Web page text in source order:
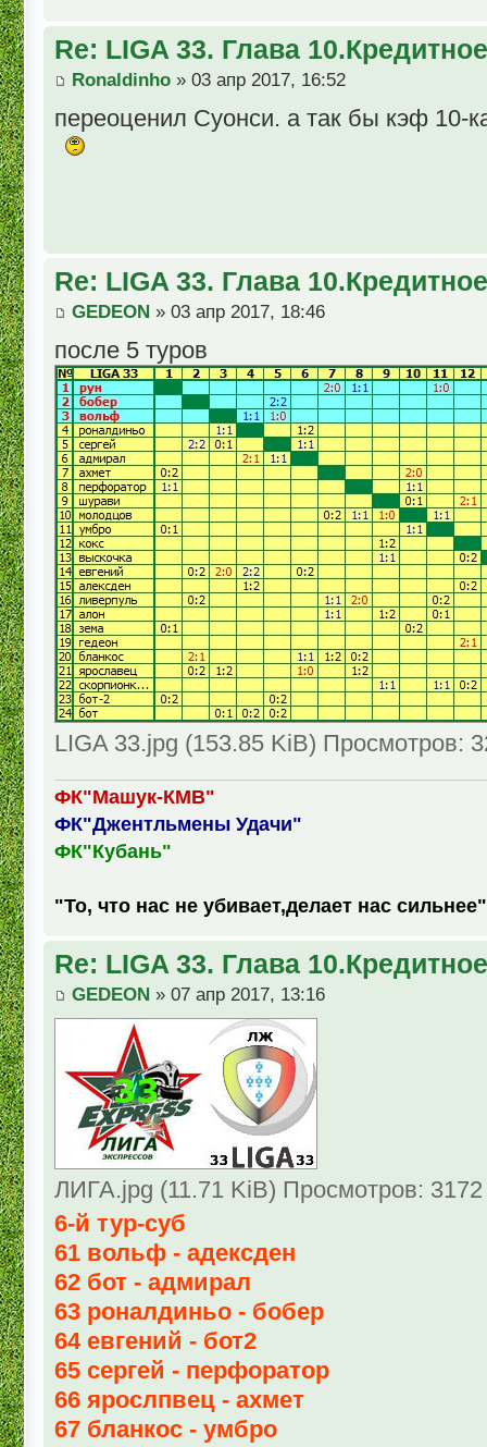
Re: LIGA 33. Глава
Ronaldinho » 03 апр 2017, 16:52
переоценил Суонси. а так бы кэф 10-
Re: LIGA 33. Глава
GEDEON » 03 апр 2017, 18:46
после 5 туров
LIGA 33.jpg (153.85 KiB) Просмотров:
ФК"Машук-КМВ"
ФК"Джентльмены Удачи"
ФК"Кубань"
"То, что нас не убивает,делает нас сильнее"
Re: LIGA 33. Глава
GEDEON » 07 апр 2017, 13:16
ЛИГА.jpg (11.71 KiB) Просмотров: 3172
6-й тур-суб
61 вольф - адексден
62 бот - адмирал
63 роналдиньо - бобер
64 евгений - бот2
65 сергей - перфоратор
66 ярослпвец - ахмет
67 бланкос - умбро